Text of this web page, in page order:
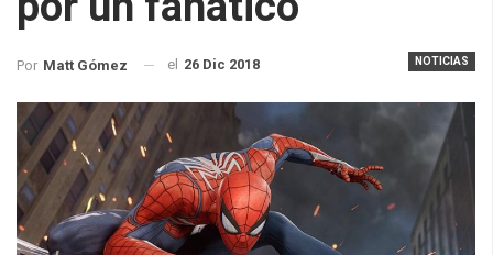
NOTICIAS
Por Matt Gómez el 26 Dic 2018